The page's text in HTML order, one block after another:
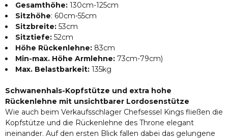
Gesamthöhe: 130cm-125cm
Sitzhöhe: 60cm-55cm
Sitzbreite: 53cm
Sitztiefe: 52cm
Höhe Rückenlehne: 83cm
Min-max. Höhe Armlehne: 73cm-79cm)
Max. Belastbarkeit: 135kg
Schwanenhals-Kopfstütze und extra hohe
Rückenlehne mit unsichtbarer Lordosenstütze
Wie auch beim Verkaufsschlager Chefsessel Kings fließen die
Kopfstütze und die Rückenlehne des Throne elegant
ineinander. Auf den ersten Blick fallen dabei das gelungene